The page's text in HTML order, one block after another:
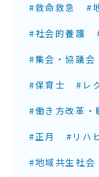
#救命救急
#
#社会的養護
#集会・協議会
#保育士
#レ
#働き方改革・
#正月
#リハ
#地域共生社会